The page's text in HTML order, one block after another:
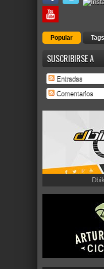
Popular Tags
SUSCRIBIRSE A
Entradas
Comentarios